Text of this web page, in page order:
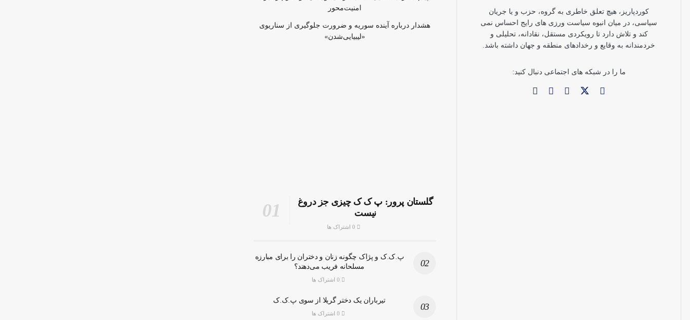
کوردپاریز، هیچ تعلق خاطری به گروه، حزب و یا جریان
سیاسی، در میان انبوه سیاست ورزی های رایج احساس نمی
کند و تلاش دارد تا رویکردی مستقل، نقادانه، تحلیلی و
خردمندانه به وقایع و رخدادهای منطقه و جهان داشته باشد.
ما را در شبکه های اجتماعی دنبال کنید:
امنیت‌محور
هشدار درباره آینده سوریه و ضرورت جلوگیری از سناریوی
«لیبیایی‌شدن»
گلستان پرور: پ ک ک چیزی جز دروغ
نیست
پ.ک.ک و پژاک چگونه زنان و دختران را برای مبارزه
مسلحانه فریب می‌دهند؟
تیرباران یک دختر گریلا از سوی پ.ک.ک